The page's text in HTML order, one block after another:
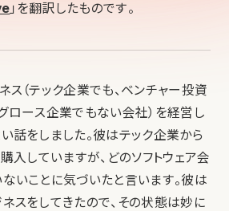
」を翻訳したものです。
ス（テック企業でも、ベンチャー投資
ロース企業でもない会社）を経営し
話をしました。彼はテック企業から
入していますが、どのソフトウェア会
いことに気づいたと言います。彼は
スをしてきたので、その状態は妙に